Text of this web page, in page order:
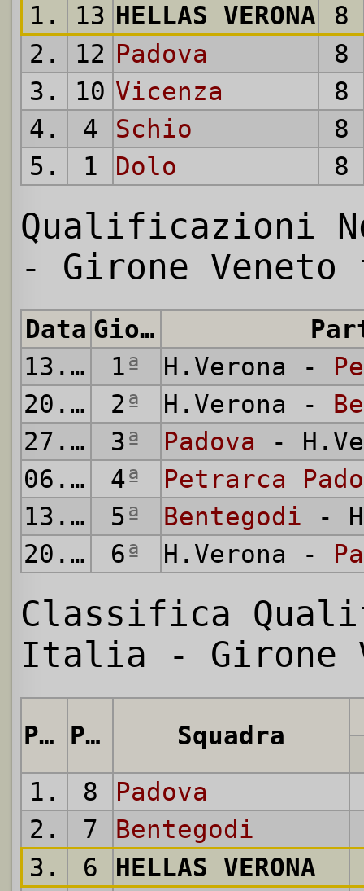
1.
13 HELLAS VERONA
8
2.
12 Padova
8
3.
10 Vicenza
8
4.
4 Schio
8
5.
1 Dolo 8
Qualificazioni
- Girone
Data Giornata
13.02.
1921
1ª H.Verona -
20.02.
1921
2ª H.Verona -
27.02.
1921
3ª Padova -
06.03.
1921
4ª
Petrarca
13.03.
1921
5ª Bentegodi -
20.03.
1921
6ª H.Verona -
Classifica
Italia - Girone
Pos. Punti
Squadra
1.
8
Padova
2.
7
Bentegodi
3.
6 HELLAS VERONA